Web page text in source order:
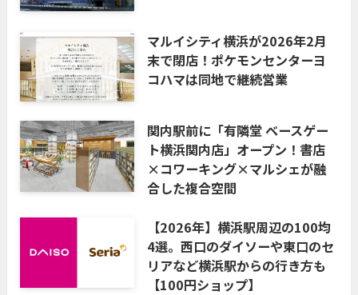
マルイシティ横浜が2026年2月
末で閉店！ポケモンセンターヨ
コハマは同地で継続営業
関内駅前に「有隣堂 ベースゲー
ト横浜関内店」オープン！書店
×コワーキング×マルシェが融
合した複合空間
【2026年】横浜駅周辺の100均
4選。西口のダイソーや東口のセ
リアなど横浜駅からの行き方も
【100円ショップ】